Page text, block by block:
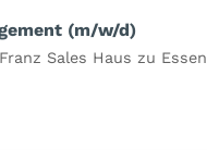
(m/w/d)
Sales Haus zu Essen